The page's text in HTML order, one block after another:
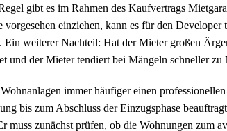
gibt es im Rahmen des Kaufvertrags
einziehen, kann es für den Developer
weiterer Nachteil: Hat der Mieter großen
und der Mieter tendiert bei Mängeln schneller zu
immer häufiger einen
bis zum Abschluss der Einzugsphase
zunächst prüfen, ob die Wohnungen zum